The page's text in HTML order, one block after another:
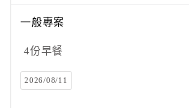
提
案
一般專案
4份早餐
2026/08/11